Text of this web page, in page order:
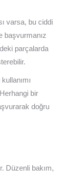
varsa, bu ciddi
başvurmanız
parçalarda
bir
doğru
Düzenli bakım,